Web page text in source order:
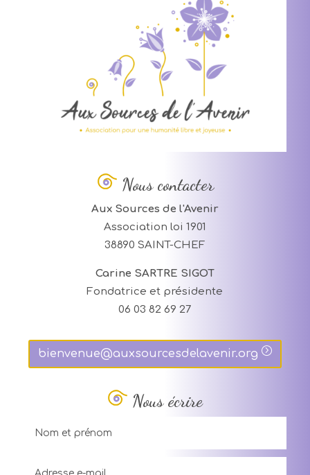
Nous contacter
Aux Sources de l'Avenir
Association loi 1901
38890 SAINT-CHEF
Carine SARTRE SIGOT
Fondatrice et présidente
06 03 82 69 27
bienvenue@auxsourcesdelavenir.org
Nous écrire